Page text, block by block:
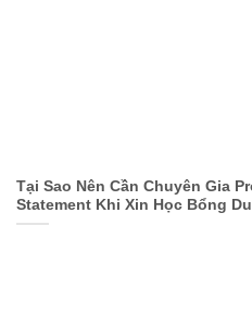
Tại Sao Nên Cần Chuyên Gia
Statement Khi Xin Học Bổng